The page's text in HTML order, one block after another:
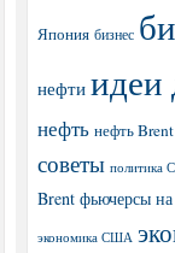
Япония бизнес
нефти идеи
нефть нефть Brent
советы политика
Brent фьючерсы
экономика США